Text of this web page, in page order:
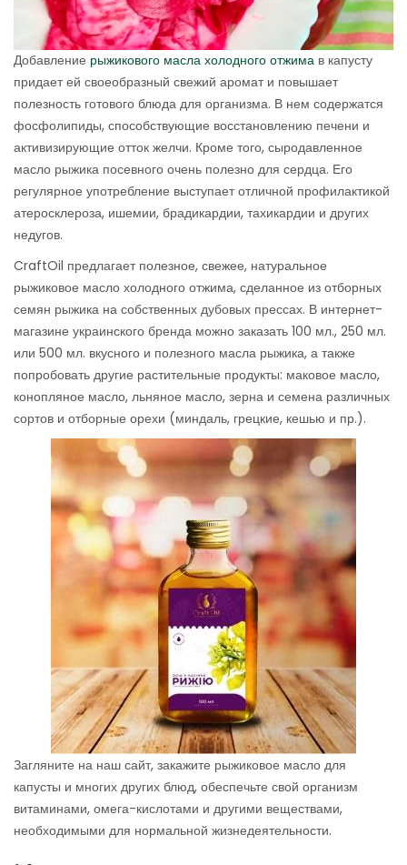
Добавление рыжикового масла холодного отжима в капусту
придает ей своеобразный свежий аромат и повышает
полезность готового блюда для организма. В нем содержатся
фосфолипиды, способствующие восстановлению печени и
активизирующие отток желчи. Кроме того, сыродавленное
масло рыжика посевного очень полезно для сердца. Его
регулярное употребление выступает отличной профилактикой
атеросклероза, ишемии, брадикардии, тахикардии и других
недугов.
CraftOil предлагает полезное, свежее, натуральное
рыжиковое масло холодного отжима, сделанное из отборных
семян рыжика на собственных дубовых прессах. В интернет-
магазине украинского бренда можно заказать 100 мл., 250 мл.
или 500 мл. вкусного и полезного масла рыжика, а также
попробовать другие растительные продукты: маковое масло,
конопляное масло, льняное масло, зерна и семена различных
сортов и отборные орехи (миндаль, грецкие, кешью и пр.).
Загляните на наш сайт, закажите рыжиковое масло для
капусты и многих других блюд, обеспечьте свой организм
витаминами, омега-кислотами и другими веществами,
необходимыми для нормальной жизнедеятельности.